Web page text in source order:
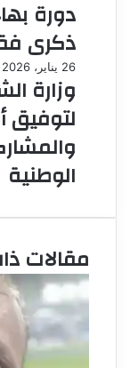
دورة
ذكرى
26 يناير، 2026
وزارة
لتوفيق
الوطنية
مقالات